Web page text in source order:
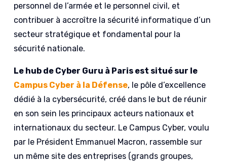
personnel de l’armée et le personnel civil, et
contribuer à accroître la sécurité informatique d’un
secteur stratégique et fondamental pour la
sécurité nationale.
Le hub de Cyber Guru à Paris est situé sur le
Campus Cyber à la Défense, le pôle d’excellence
dédié à la cybersécurité, créé dans le but de réunir
en son sein les principaux acteurs nationaux et
internationaux du secteur. Le Campus Cyber, voulu
par le Président Emmanuel Macron, rassemble sur
un même site des entreprises (grands groupes,